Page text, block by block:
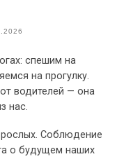
спешим на
на прогулку.
водителей — она
нас.
Соблюдение
о будущем наших